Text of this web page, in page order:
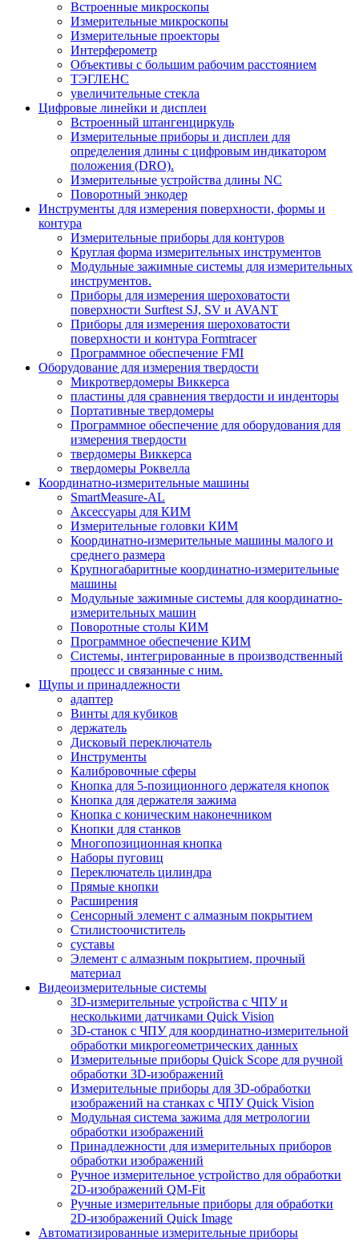
Встроенные микроскопы
Измерительные микроскопы
Измерительные проекторы
Интерферометр
Объективы с большим рабочим расстоянием
ТЭГЛЕНС
увеличительные стекла
Цифровые линейки и дисплеи
Встроенный штангенциркуль
Измерительные приборы и дисплеи для
определения длины с цифровым индикатором
положения (DRO).
Измерительные устройства длины NC
Поворотный энкодер
Инструменты для измерения поверхности, формы и
контура
Измерительные приборы для контуров
Круглая форма измерительных инструментов
Модульные зажимные системы для измерительных
инструментов.
Приборы для измерения шероховатости
поверхности Surftest SJ, SV и AVANT
Приборы для измерения шероховатости
поверхности и контура Formtracer
Программное обеспечение FMI
Оборудование для измерения твердости
Микротвердомеры Виккерса
пластины для сравнения твердости и инденторы
Портативные твердомеры
Программное обеспечение для оборудования для
измерения твердости
твердомеры Виккерса
твердомеры Роквелла
Координатно-измерительные машины
SmartMeasure-AL
Аксессуары для КИМ
Измерительные головки КИМ
Координатно-измерительные машины малого и
среднего размера
Крупногабаритные координатно-измерительные
машины
Модульные зажимные системы для координатно-
измерительных машин
Поворотные столы КИМ
Программное обеспечение КИМ
Системы, интегрированные в производственный
процесс и связанные с ним.
Щупы и принадлежности
адаптер
Винты для кубиков
держатель
Дисковый переключатель
Инструменты
Калибровочные сферы
Кнопка для 5-позиционного держателя кнопок
Кнопка для держателя зажима
Кнопка с коническим наконечником
Кнопки для станков
Многопозиционная кнопка
Наборы пуговиц
Переключатель цилиндра
Прямые кнопки
Расширения
Сенсорный элемент с алмазным покрытием
Стилистоочиститель
суставы
Элемент с алмазным покрытием, прочный
материал
Видеоизмерительные системы
3D-измерительные устройства с ЧПУ и
несколькими датчиками Quick Vision
3D-станок с ЧПУ для координатно-измерительной
обработки микрогеометрических данных
Измерительные приборы Quick Scope для ручной
обработки 3D-изображений
Измерительные приборы для 3D-обработки
изображений на станках с ЧПУ Quick Vision
Модульная система зажима для метрологии
обработки изображений
Принадлежности для измерительных приборов
обработки изображений
Ручное измерительное устройство для обработки
2D-изображений QM-Fit
Ручные измерительные приборы для обработки
2D-изображений Quick Image
Автоматизированные измерительные приборы